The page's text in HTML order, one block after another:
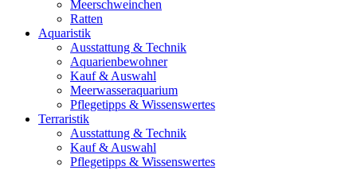
Meerschweinchen
Ratten
Aquaristik
Ausstattung & Technik
Aquarienbewohner
Kauf & Auswahl
Meerwasseraquarium
Pflegetipps & Wissenswertes
Terraristik
Ausstattung & Technik
Kauf & Auswahl
Pflegetipps & Wissenswertes